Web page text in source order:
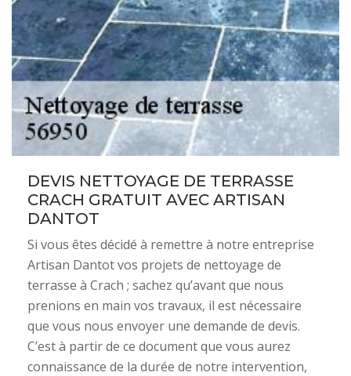
DEVIS NETTOYAGE DE TERRASSE
CRACH GRATUIT AVEC ARTISAN
DANTOT
Si vous êtes décidé à remettre à notre entreprise
Artisan Dantot vos projets de nettoyage de
terrasse à Crach ; sachez qu’avant que nous
prenions en main vos travaux, il est nécessaire
que vous nous envoyer une demande de devis.
C’est à partir de ce document que vous aurez
connaissance de la durée de notre intervention,